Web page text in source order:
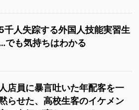
千人失踪する外国人技能実習生
でも気持ちはわかる
店員に暴言吐いた年配客を一
らせた、高校生客のイケメン